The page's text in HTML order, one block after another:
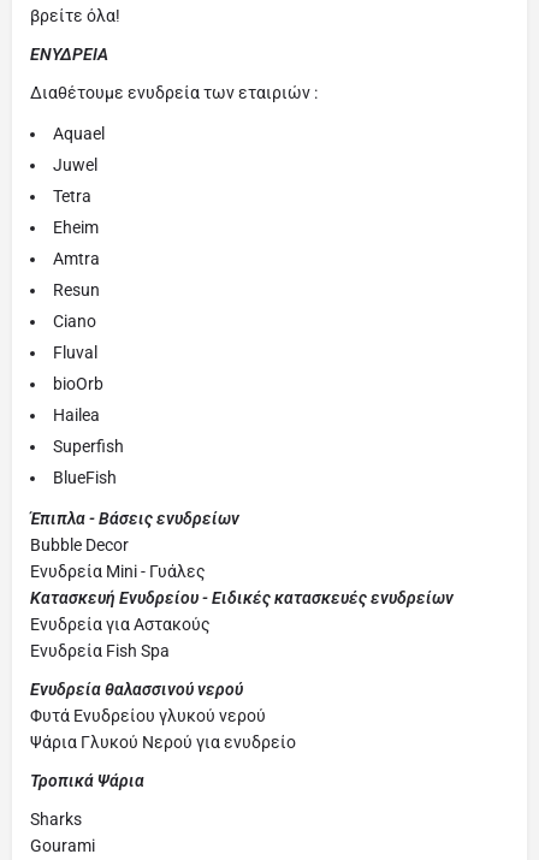
βρείτε όλα!
ΕΝΥΔΡΕΙΑ
Διαθέτουμε ενυδρεία των εταιριών :
Aquael
Juwel
Tetra
Eheim
Amtra
Resun
Ciano
Fluval
bioOrb
Hailea
Superfish
BlueFish
Έπιπλα - Βάσεις ενυδρείων
Bubble Decor
Ενυδρεία Mini - Γυάλες
Κατασκευή Ενυδρείου - Ειδικές κατασκευές ενυδρείων
Ενυδρεία για Αστακούς
Ενυδρεία Fish Spa
Ενυδρεία θαλασσινού νερού
Φυτά Ενυδρείου γλυκού νερού
Ψάρια Γλυκού Νερού για ενυδρείο
Τροπικά Ψάρια
Sharks
Gourami